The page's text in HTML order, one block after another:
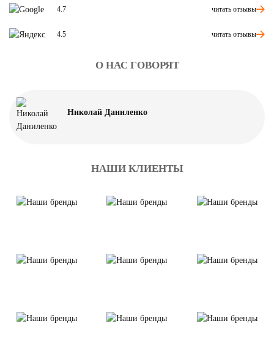
4.7 читать отзывы
4.5 читать отзывы
О НАС ГОВОРЯТ
Николай Даниленко
НАШИ КЛИЕНТЫ